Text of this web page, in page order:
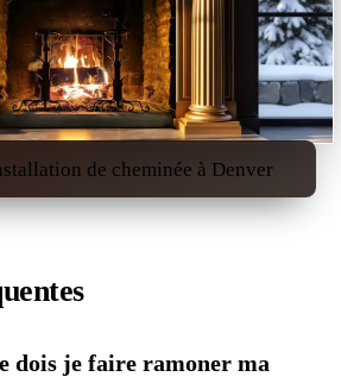
de cheminée à Denver
dois je faire ramoner ma